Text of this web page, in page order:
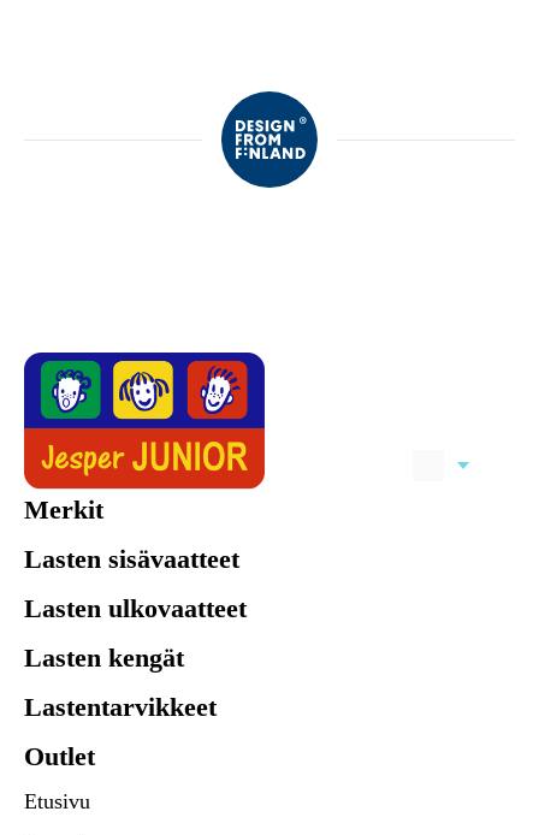
Merkit
Lasten sisävaatteet
Lasten ulkovaatteet
Lasten kengät
Lastentarvikkeet
Outlet
Etusivu